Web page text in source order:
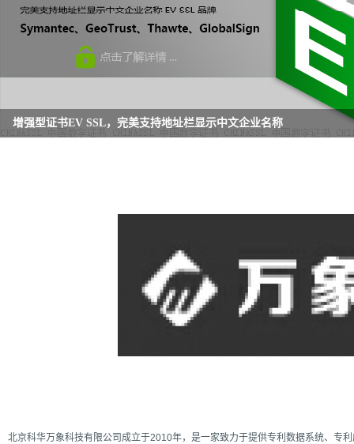
增强型证书EV SSL，完美支持地址栏显示中文企业名称
北京科华万象科技有限公司成立于2010年，是一家致力于提供专利数据系统、专